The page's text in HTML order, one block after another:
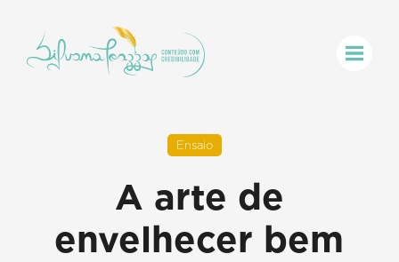
Ensaio
A arte de
envelhecer bem